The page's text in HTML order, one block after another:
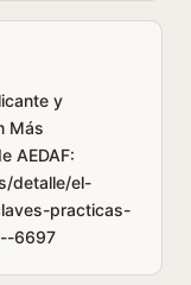
y
Más
AEDAF:
detalle/el-
practicas-
6697